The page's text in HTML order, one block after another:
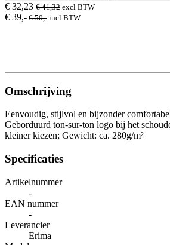
taupe
€ 32,23 € 41,32 excl BTW
€ 39,- € 50,- incl BTW
Omschrijving
Eenvoudig, stijlvol en bijzonder
Geborduurd ton-sur-ton logo bij het
kleiner kiezen; Gewicht: ca. 280g/m²
Specificaties
Artikelnummer
-
EAN nummer
-
Leverancier
Erima